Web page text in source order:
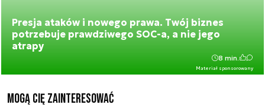
Presja ataków i nowego prawa. Twój biznes
potrzebuje prawdziwego SOC-a, a nie jego
atrapy
Materiał sponsorowany
8 min.
Mogą Cię zainteresować